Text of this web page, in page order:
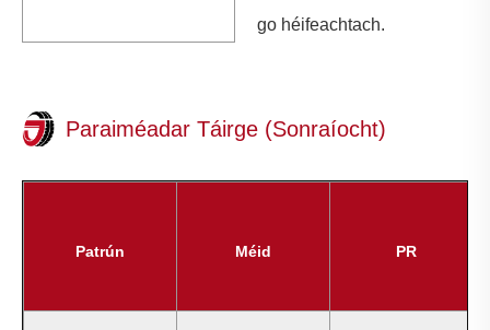
go héifeachtach.
Paraiméadar Táirge (Sonraíocht)
Patrún Méid PR